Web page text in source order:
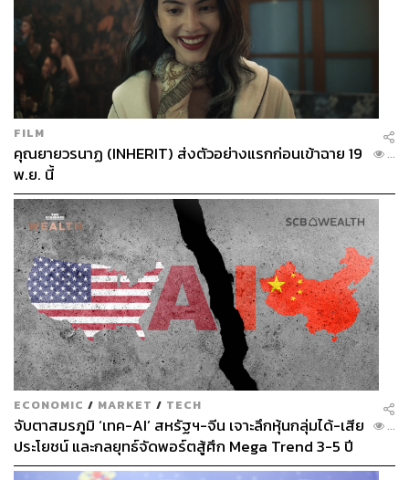
FILM
คุณยายวรนาฏ (INHERIT) ส่งตัวอย่างแรกก่อนเข้าฉาย 19
พ.ย. นี้
...
ECONOMIC / MARKET / TECH
จับตาสมรภูมิ ‘เทค-AI’ สหรัฐฯ-จีน เจาะลึกหุ้นกลุ่มได้-เสีย
ประโยชน์ และกลยุทธ์จัดพอร์ตสู้ศึก Mega Trend 3-5 ปี
ข้างหน้า
...